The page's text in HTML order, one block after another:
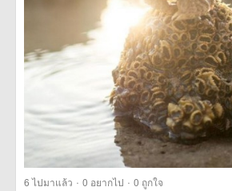
6ไปมาแล้ว · 0 อยากไป · 0 ถูกใจ